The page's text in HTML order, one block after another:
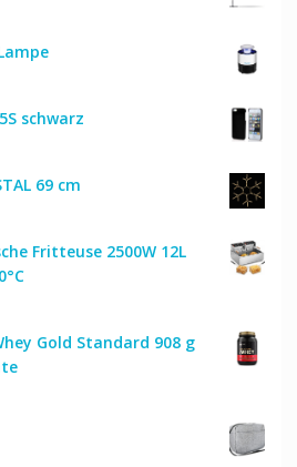
schwarz
69 cm
Fritteuse 2500W 12L
Gold Standard 908 g